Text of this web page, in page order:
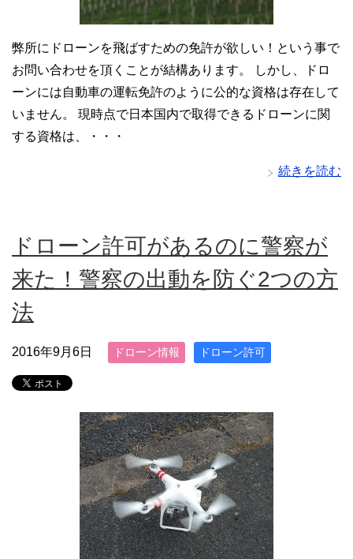
弊所にドローンを飛ばすための免許が欲しい！という事で
お問い合わせを頂くことが結構あります。 しかし、ドロ
ーンには自動車の運転免許のように公的な資格は存在して
いません。 現時点で日本国内で取得できるドローンに関
する資格は、・・・
続きを読む
ドローン許可があるのに警察が
来た！警察の出動を防ぐ2つの方
法
2016年9月6日 ドローン情報 ドローン許可